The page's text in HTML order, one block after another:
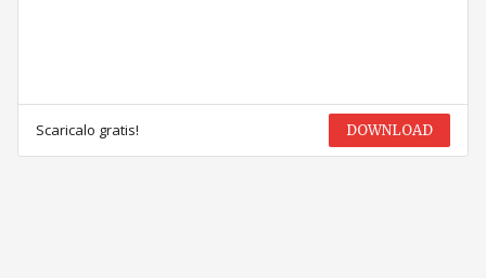
Scaricalo gratis! DOWNLOAD